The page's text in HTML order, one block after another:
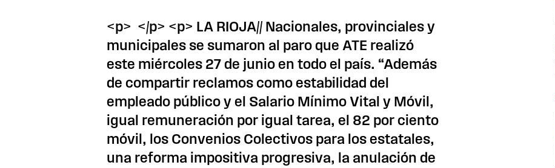
<p> </p> <p> LA RIOJA// Nacionales, provinciales y
municipales se sumaron al paro que ATE realizó
este miércoles 27 de junio en todo el país. “Además
de compartir reclamos como estabilidad del
empleado público y el Salario Mínimo Vital y Móvil,
igual remuneración por igual tarea, el 82 por ciento
móvil, los Convenios Colectivos para los estatales,
una reforma impositiva progresiva, la anulación de